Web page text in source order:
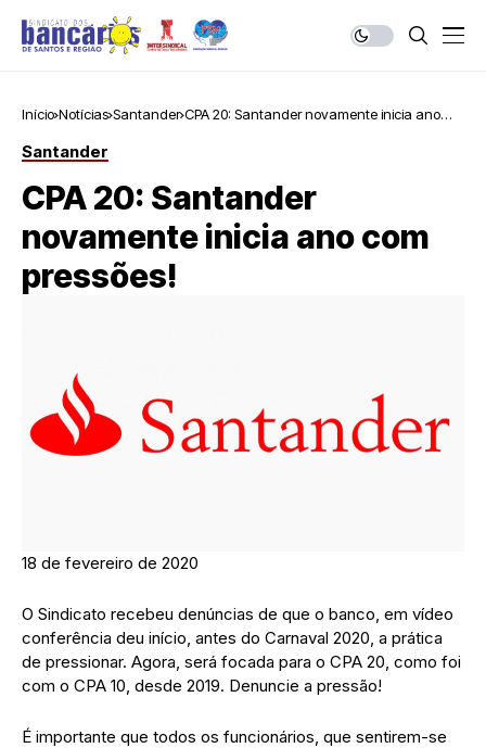
Início Notícias Santander CPA 20: Santander novamente inicia ano
Santander
CPA 20: Santander
novamente inicia ano com
pressões!
18 de fevereiro de 2020
O Sindicato recebeu denúncias de que o banco, em vídeo
conferência deu início, antes do Carnaval 2020, a prática
de pressionar. Agora, será focada para o CPA 20, como foi
com o CPA 10, desde 2019. Denuncie a pressão!
É importante que todos os funcionários, que sentirem-se